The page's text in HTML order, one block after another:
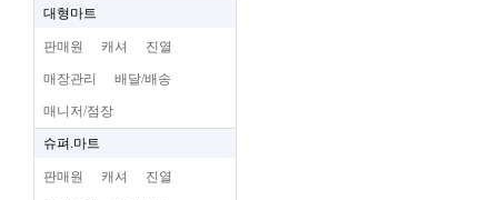
대형마트
판매원 캐셔 진열
매장관리 배달/배송
매니저/점장
슈펴.마트
판매원 캐셔 진열